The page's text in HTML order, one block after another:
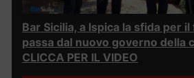
Bar Sicilia, a Ispica la sfida per
passa dal nuovo governo della
CLICCA PER IL VIDEO